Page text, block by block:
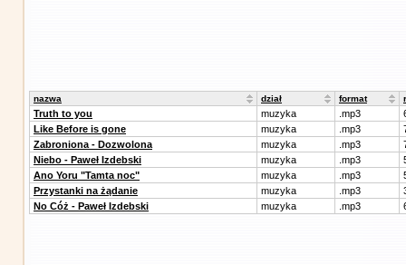
nazwa dział format
Truth to you muzyka .mp3
Like Before is gone
muzyka .mp3
Zabroniona - Dozwolona
muzyka .mp3
Niebo - Paweł Izdebski
muzyka .mp3
Ano Yoru "Tamta noc"
muzyka .mp3
Przystanki na żądanie
muzyka .mp3
No Cóż - Paweł Izdebski
muzyka .mp3